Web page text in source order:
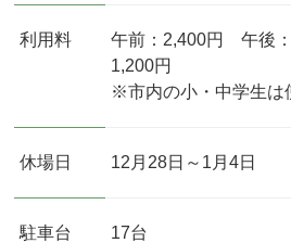
利用料
午前：2,400円 午後
1,200円
※市内の小・中学生は
休場日 12月28日～1月4日
駐車台
17台